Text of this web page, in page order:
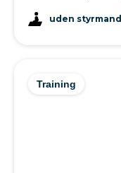
uden styrmand
Training